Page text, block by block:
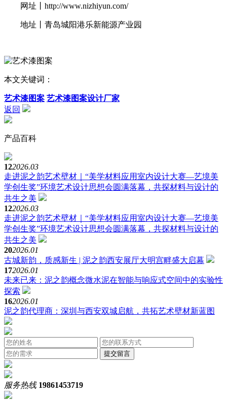
网址丨http://www.nizhiyun.com/
地址丨青岛城阳港乐新能源产业园
本文关键词：
艺术漆图案 艺术漆图案设计厂家
返回
产品百科
122026.03
走进泥之韵艺术壁材｜“美学材料应用室内设计大赛—艺境美
学创生奖”环境艺术设计思想会圆满落幕，共探材料与设计的
共生之美
122026.03
走进泥之韵艺术壁材｜“美学材料应用室内设计大赛—艺境美
学创生奖”环境艺术设计思想会圆满落幕，共探材料与设计的
共生之美
202026.01
古城新韵，质感新生 | 泥之韵西安展厅大明宫畔盛大启幕
172026.01
未来已来：泥之韵概念微水泥在智能与响应式空间中的实验性
探索
162026.01
泥之韵代理商：深圳与西安双城启航，共拓艺术壁材新蓝图
服务热线 19861453719